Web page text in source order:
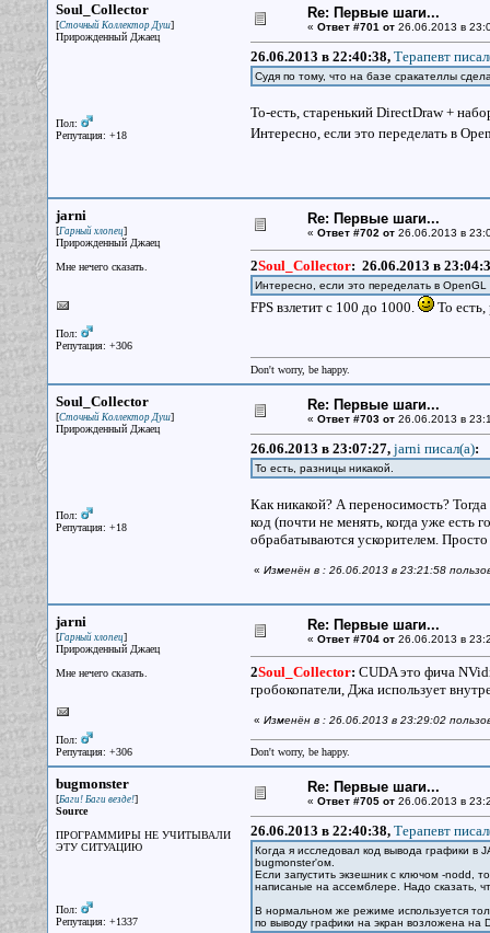
Soul_Collector
[Сточный Коллектор Душ]
Прирожденный Джаец
Пол:
Репутация: +18
Re: Первые шаги...
« Ответ #701 от26.06.2013 в
26.06.2013 в 22:40:38, Терапевт
Судя по тому, что на базе сракателлы
То-есть, старенький DirectDraw +
Интересно, если это переделать в
jarni
[Гарный хлопец]
Прирожденный Джаец
Мне нечего сказать.
Пол:
Репутация: +306
Re: Первые шаги...
« Ответ #702 от26.06.2013 в
2Soul_Collector: 26.06.2013 в
Интересно, если это переделать в OpenGL
FPS взлетит с 100 до 1000. То есть,
Don't worry, be happy.
Soul_Collector
[Сточный Коллектор Душ]
Прирожденный Джаец
Пол:
Репутация: +18
Re: Первые шаги...
« Ответ #703 от26.06.2013 в
26.06.2013 в 23:07:27, jarni писал(a):
То есть, разницы никакой.
Как никакой? А переносимость?
код (почти не менять, когда уже есть
обрабатываются ускорителем. Просто
« Изменён в : 26.06.2013 в 23:21:58
jarni
[Гарный хлопец]
Прирожденный Джаец
Мне нечего сказать.
Пол:
Репутация: +306
Re: Первые шаги...
« Ответ #704 от26.06.2013 в
2Soul_Collector: CUDA это фича
гробокопатели, Джа использует
« Изменён в : 26.06.2013 в 23:29:02
Don't worry, be happy.
bugmonster
[Баги! Баги везде!]
Source
ПРОГРАММИРЫ НЕ УЧИТЫВАЛИ
ЭТУ СИТУАЦИЮ
Пол:
Репутация: +1337
Re: Первые шаги...
« Ответ #705 от26.06.2013 в
26.06.2013 в 22:40:38, Терапевт
Когда я исследовал код вывода графики в
bugmonster'ом.
Если запустить экзешник с ключом -nodd,
написаные на ассемблере. Надо сказать,
В нормальном же режиме используется
по выводу графики на экран возложена на